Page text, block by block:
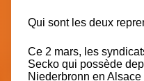
Qui sont les deux
Ce 2 mars, les
Secko qui possède
Niederbronn en Alsace